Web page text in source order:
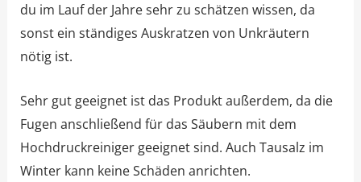
du im Lauf der Jahre sehr zu schätzen wissen, da
sonst ein ständiges Auskratzen von Unkräutern
nötig ist.
Sehr gut geeignet ist das Produkt außerdem, da die
Fugen anschließend für das Säubern mit dem
Hochdruckreiniger geeignet sind. Auch Tausalz im
Winter kann keine Schäden anrichten.